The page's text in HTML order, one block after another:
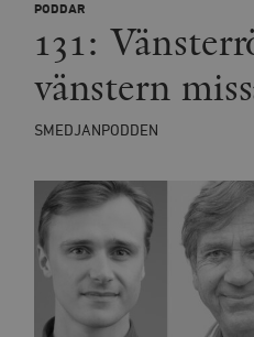
PODDAR
131:
vänstern
SMEDJANPODDEN